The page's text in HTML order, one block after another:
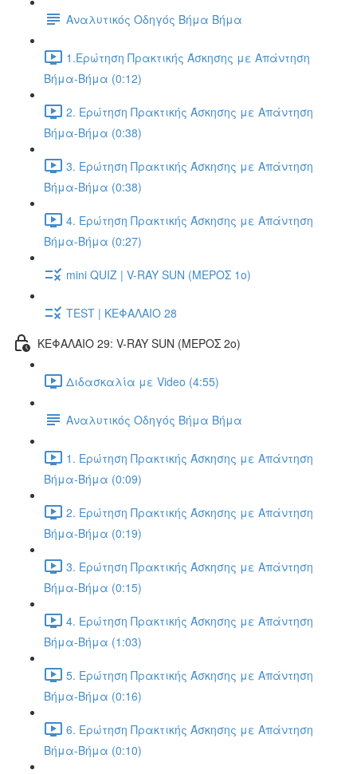
Αναλυτικός Οδηγός Βήμα Βήμα
1.Ερώτηση Πρακτικής Άσκησης με Απάντηση
Βήμα-Βήμα (0:12)
2. Ερώτηση Πρακτικής Άσκησης με Απάντηση
Βήμα-Βήμα (0:38)
3. Ερώτηση Πρακτικής Άσκησης με Απάντηση
Βήμα-Βήμα (0:38)
4. Ερώτηση Πρακτικής Άσκησης με Απάντηση
Βήμα-Βήμα (0:27)
mini QUIZ | V-RAY SUN (ΜΕΡΟΣ 1o)
TEST | ΚΕΦΑΛΑΙΟ 28
ΚΕΦΑΛΑΙΟ 29: V-RAY SUN (ΜΕΡΟΣ 2o)
Διδασκαλία με Video (4:55)
Αναλυτικός Οδηγός Βήμα Βήμα
1. Ερώτηση Πρακτικής Άσκησης με Απάντηση
Βήμα-Βήμα (0:09)
2. Ερώτηση Πρακτικής Άσκησης με Απάντηση
Βήμα-Βήμα (0:19)
3. Ερώτηση Πρακτικής Άσκησης με Απάντηση
Βήμα-Βήμα (0:15)
4. Ερώτηση Πρακτικής Άσκησης με Απάντηση
Βήμα-Βήμα (1:03)
5. Ερώτηση Πρακτικής Άσκησης με Απάντηση
Βήμα-Βήμα (0:16)
6. Ερώτηση Πρακτικής Άσκησης με Απάντηση
Βήμα-Βήμα (0:10)